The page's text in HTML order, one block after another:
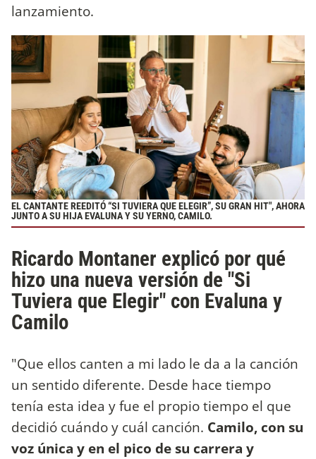
lanzamiento.
EL CANTANTE REEDITÓ “SI TUVIERA QUE ELEGIR”, SU GRAN HIT", AHORA
JUNTO A SU HIJA EVALUNA Y SU YERNO, CAMILO.
Ricardo Montaner explicó por qué
hizo una nueva versión de "Si
Tuviera que Elegir" con Evaluna y
Camilo
"Que ellos canten a mi lado le da a la canción
un sentido diferente. Desde hace tiempo
tenía esta idea y fue el propio tiempo el que
decidió cuándo y cuál canción. Camilo, con su
voz única y en el pico de su carrera y